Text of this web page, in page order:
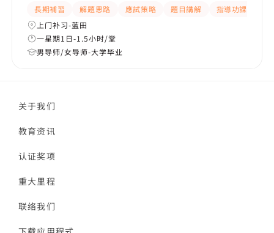
長期補習 解題思路 應試策略 題目講解 指導功課
上门补习-蓝田
一星期1日-1.5小时/堂
男导师/女导师-大学毕业
关于我们
教育资讯
认证奖项
重大里程
联络我们